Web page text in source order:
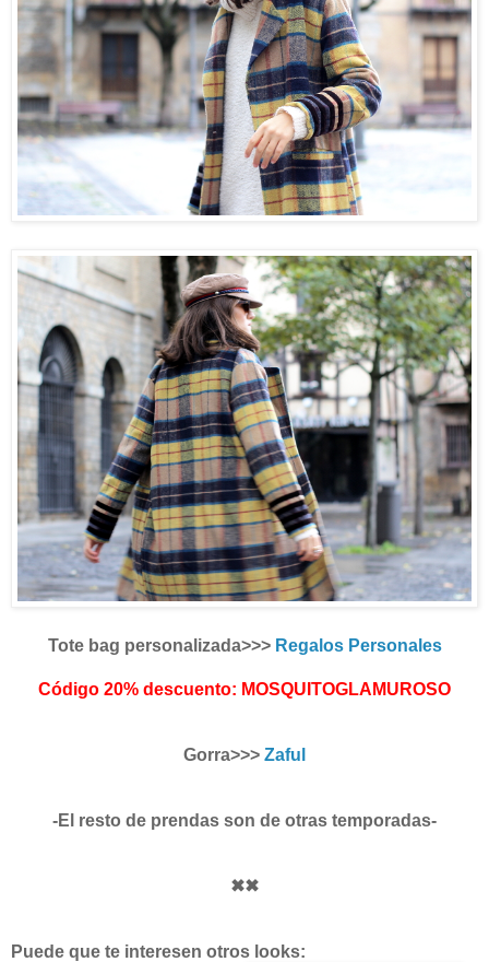
Tote bag personalizada>>> Regalos Personales
Código 20% descuento: MOSQUITOGLAMUROSO
Gorra>>> Zaful
-El resto de prendas son de otras temporadas-
✖✖
Puede que te interesen otros looks: